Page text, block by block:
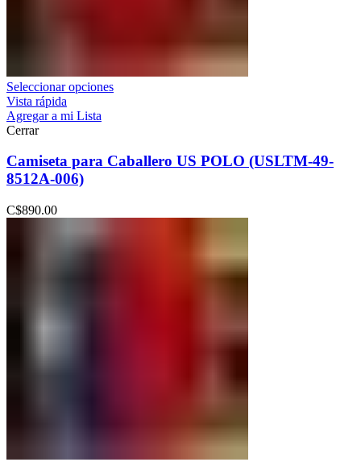
Seleccionar opciones
Vista rápida
Agregar a mi Lista
Cerrar
Camiseta para Caballero US POLO (USLTM-49-
8512A-006)
C$890.00